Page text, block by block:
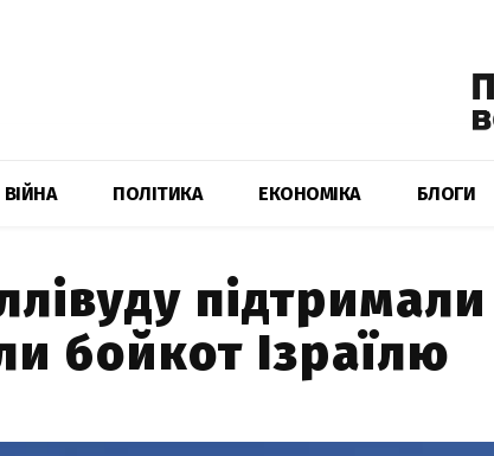
ВІЙНА ПОЛІТИКА ЕКОНОМІКА БЛОГИ
бойкот Ізраїлю